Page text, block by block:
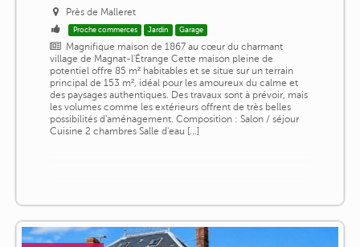
Près de Malleret
Proche commerces Jardin Garage
Magnifique maison de 1867 au cœur du charmant
village de Magnat-l'Étrange Cette maison pleine de
potentiel offre 85 m² habitables et se situe sur un terrain
principal de 153 m², idéal pour les amoureux du calme et
des paysages authentiques. Des travaux sont à prévoir, mais
les volumes comme les extérieurs offrent de très belles
possibilités d'aménagement. Composition : Salon / séjour
Cuisine 2 chambres Salle d'eau [...]